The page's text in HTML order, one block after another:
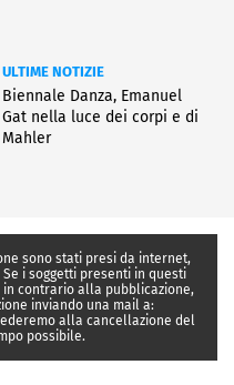
ULTIME NOTIZIE
Biennale Danza, Emanuel
Gat nella luce dei corpi e di
Mahler
sono stati presi da internet,
i soggetti presenti in questi
contrario alla pubblicazione,
inviando una mail a:
alla cancellazione del
possibile.